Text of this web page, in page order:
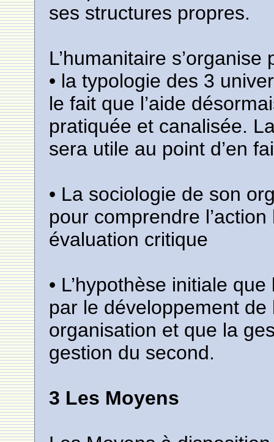
ses structures propres.
L’humanitaire s’organise
• la typologie des 3
le fait que l’aide
pratiquée et canalisée.
sera utile au point d’en
• La sociologie de son
pour comprendre
évaluation critique
• L’hypothèse initiale
par le développement
organisation et que la
gestion du second.
3 Les Moyens